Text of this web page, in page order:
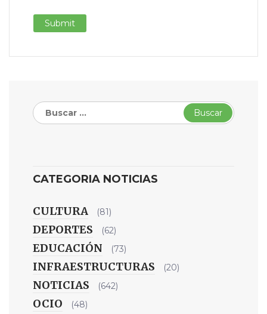
Buscar:
CATEGORIA NOTICIAS
CULTURA (81)
DEPORTES (62)
EDUCACIÓN (73)
INFRAESTRUCTURAS (20)
NOTICIAS (642)
OCIO (48)